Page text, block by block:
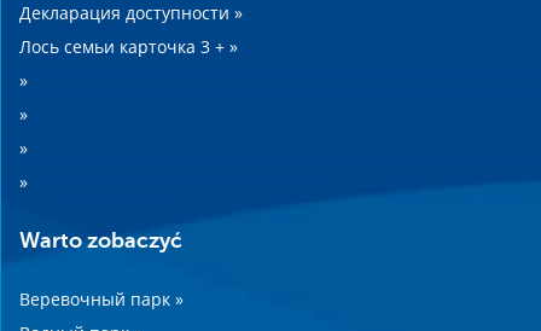
Декларация доступности »
Лось семьи карточка 3 + »
»
»
»
»
Warto zobaczyć
Веревочный парк »